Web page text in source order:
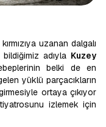
uzanan dalgalı
adıyla Kuzey
belki de en
yüklü parçacıkların
ortaya çıkıyor
izlemek için